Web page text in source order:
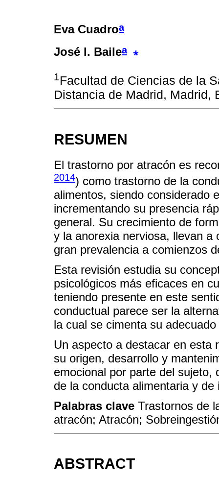
Eva Cuadroa
José I. Bailea ⁎
1Facultad de Ciencias de la
Distancia de Madrid, Madrid,
RESUMEN
El trastorno por atracón es
2014) como trastorno de la
alimentos, siendo considerado
incrementando su presencia
general. Su crecimiento de
y la anorexia nerviosa, llevan a
gran prevalencia a comienzos
Esta revisión estudia su
psicológicos más eficaces en
teniendo presente en este
conductual parece ser la
la cual se cimenta su
Un aspecto a destacar en esta
su origen, desarrollo y
emocional por parte del sujeto,
de la conducta alimentaria y
Palabras clave Trastornos de
atracón; Atracón;
ABSTRACT